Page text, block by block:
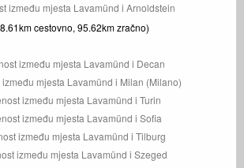
između mjesta Lavamünd i Arnoldstein
cestovno, 95.62km zračno)
između mjesta Lavamünd i Decan
mjesta Lavamünd i Milan (Milano)
između mjesta Lavamünd i Turin
između mjesta Lavamünd i Sofia
između mjesta Lavamünd i Tilburg
između mjesta Lavamünd i Szeged